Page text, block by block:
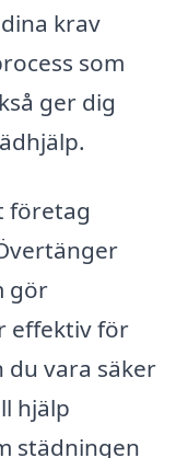
krav
som
ger dig
företag
gör
effektiv för
du vara säker
hjälp
städningen